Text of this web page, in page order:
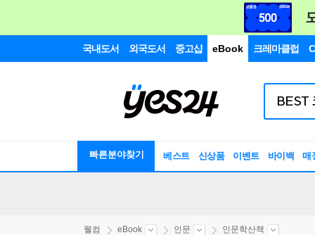
국내도서 외국도서 중고샵 eBook 크레마클럽
빠른분야찾기 베스트 신상품 이벤트 바이백 매
웰컴 eBook 인문 인문학산책